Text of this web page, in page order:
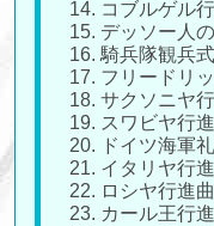
14. コブルゲル
15. デッソー人
16. 騎兵隊観兵
17. フリードリ
18. サクソニヤ
19. スワビヤ行
20. ドイツ海軍
21. イタリヤ行
22. ロシヤ行進
23. カール王行